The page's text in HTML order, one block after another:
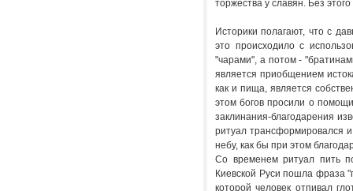
торжества у славян. Без
Историки полагают, что с
это происходило с
"чарами", а потом -
является приобщением
как и пища, является
этом богов просили о
заклинания-благодарения
ритуал трансформировался
небу, как бы при этом
Со временем ритуал пить
Киевской Руси пошла фраза
которой человек отпивал